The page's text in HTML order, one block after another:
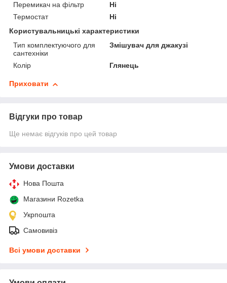
Перемикач на фільтр
Ні
Термостат
Ні
Користувальницькі характеристики
Тип комплектуючого для
сантехніки
Змішувач для джакузі
Колір Глянець
Приховати
Відгуки про товар
Ще немає відгуків про цей товар
Умови доставки
Нова Пошта
Магазини Rozetka
Укрпошта
Самовивіз
Всі умови доставки